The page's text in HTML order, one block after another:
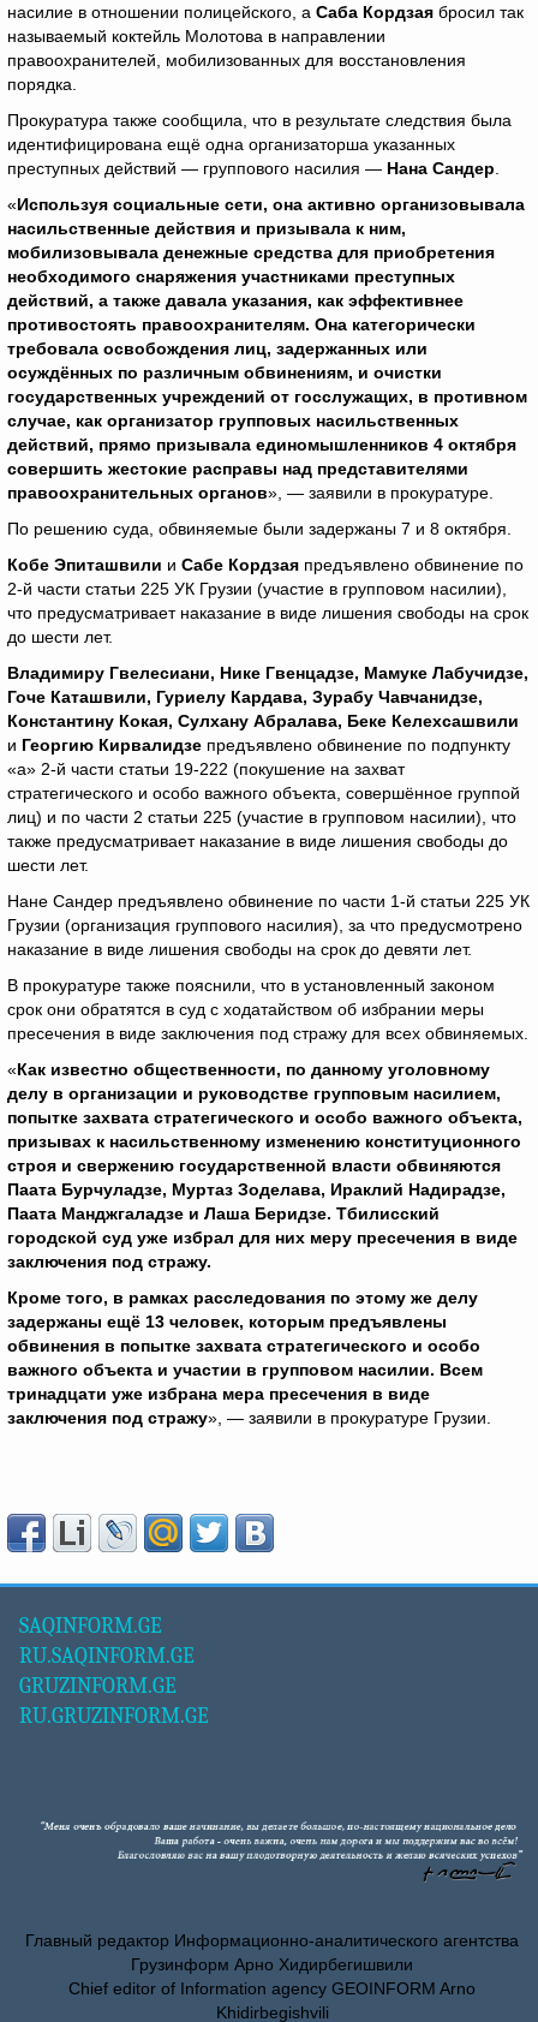
насилие в отношении полицейского, а Саба Кордзая бросил так
называемый коктейль Молотова в направлении
правоохранителей, мобилизованных для восстановления
порядка.
Прокуратура также сообщила, что в результате следствия была
идентифицирована ещё одна организаторша указанных
преступных действий — группового насилия — Нана Сандер
«Используя социальные сети, она активно организовывала
насильственные действия и призывала к ним,
мобилизовывала денежные средства для приобретения
необходимого снаряжения участниками преступных
действий, а также давала указания, как эффективнее
противостоять правоохранителям. Она категорически
требовала освобождения лиц, задержанных или
осуждённых по различным обвинениям, и очистки
государственных учреждений от госслужащих, в противном
случае, как организатор групповых насильственных
действий, прямо призывала единомышленников 4 октября
совершить жестокие расправы над представителями
правоохранительных органов», — заявили в прокуратуре.
По решению суда, обвиняемые были задержаны 7 и 8 октября.
Кобе Эпиташвили и Сабе Кордзая предъявлено обвинение по
2-й части статьи 225 УК Грузии (участие в групповом насилии),
что предусматривает наказание в виде лишения свободы на срок
до шести лет.
Владимиру Гвелесиани, Нике Гвенцадзе, Мамуке Лабучидзе,
Гоче Каташвили, Гуриелу Кардава, Зурабу Чавчанидзе,
Константину Кокая, Сулхану Абралава, Беке Келехсашвили
и Георгию Кирвалидзе предъявлено обвинение по подпункту
«а» 2-й части статьи 19-222 (покушение на захват
стратегического и особо важного объекта, совершённое группой
лиц) и по части 2 статьи 225 (участие в групповом насилии), что
также предусматривает наказание в виде лишения свободы до
шести лет.
Нане Сандер предъявлено обвинение по части 1-й статьи 225 УК
Грузии (организация группового насилия), за что предусмотрено
наказание в виде лишения свободы на срок до девяти лет.
В прокуратуре также пояснили, что в установленный законом
срок они обратятся в суд с ходатайством об избрании меры
пресечения в виде заключения под стражу для всех обвиняемых.
«Как известно общественности, по данному уголовному
делу в организации и руководстве групповым насилием,
попытке захвата стратегического и особо важного объекта,
призывах к насильственному изменению конституционного
строя и свержению государственной власти обвиняются
Паата Бурчуладзе, Муртаз Зоделава, Ираклий Надирадзе,
Паата Манджгаладзе и Лаша Беридзе. Тбилисский
городской суд уже избрал для них меру пресечения в виде
заключения под стражу.
Кроме того, в рамках расследования по этому же делу
задержаны ещё 13 человек, которым предъявлены
обвинения в попытке захвата стратегического и особо
важного объекта и участии в групповом насилии. Всем
тринадцати уже избрана мера пресечения в виде
заключения под стражу», — заявили в прокуратуре Грузии.
SAQINFORM.GE
RU.SAQINFORM.GE
GRUZINFORM.GE
RU.GRUZINFORM.GE
Главный редактор Информационно-аналитического агентства
Грузинформ Арно Хидирбегишвили
Chief editor of Information agency GEOINFORM Arno
Khidirbegishvili